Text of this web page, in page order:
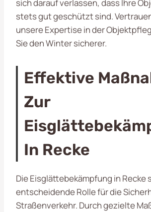
sich darauf verlassen, dass Ihre
stets gut geschützt sind.
unsere Expertise in der
Sie den Winter sicherer.
Effektive
Zur
In Recke
Die Eisglättebekämpfung in Recke
entscheidende Rolle für die
Straßenverkehr. Durch gezielte